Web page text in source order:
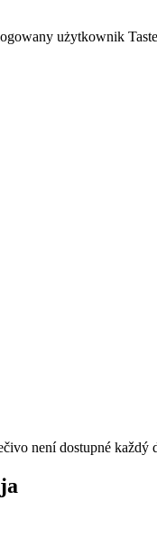
użytkownik
není dostupné každý